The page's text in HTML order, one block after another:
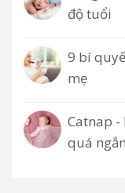
độ tuổi
9 bí
mẹ
Catnap -
quá ngắn